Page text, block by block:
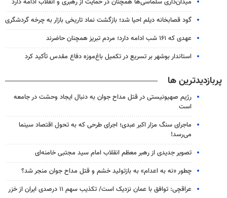
گود قصابخانه دیلم احیا شد؛ بازگشت نماد تاریخی بازار به چرخه گردشگری
عهدی که ۱۶۱ شب ادامه دارد؛ مردم تبریز همچنان حاضرند
استاندار بوشهر بر تسریع در تکمیل باغ‌موزه دفاع مقدس تأکید کرد
پربازدیدترین ها
رژیم صهیونیستی در قتل مداح جوان به دنبال ایجاد وحشت در جامعه
است
ماجرای سنگ مزار اکبر عبدی؛ اجرای طرحی که به تحول اقتصاد سینما
می‌رسد!
تصویر جدیدی از رهبر معظم انقلاب امام سید مجتبی خامنه‌ای
چطور «نه به اعدام» به بازتولید خشم و قتل مداح جوان منجر شد؟
عراقچی: توافق با عمان نزدیک است/ تکذیب سهم ۱۱ درصدی ایران از خزر